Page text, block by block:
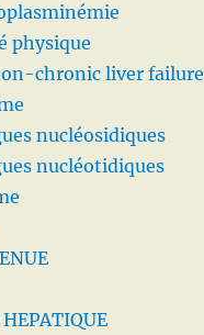
physique
chronic liver failure
nucléosidiques
nucléotidiques